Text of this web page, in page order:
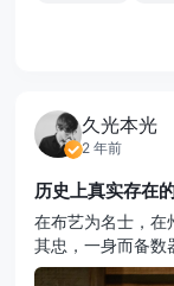
久光本光
2 年前
历史上真实存在
在布艺为名士，在
其忠，一身而备